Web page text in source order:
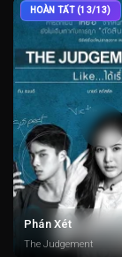
HOÀN TẤT (13/13)
Phán Xét
The Judgement